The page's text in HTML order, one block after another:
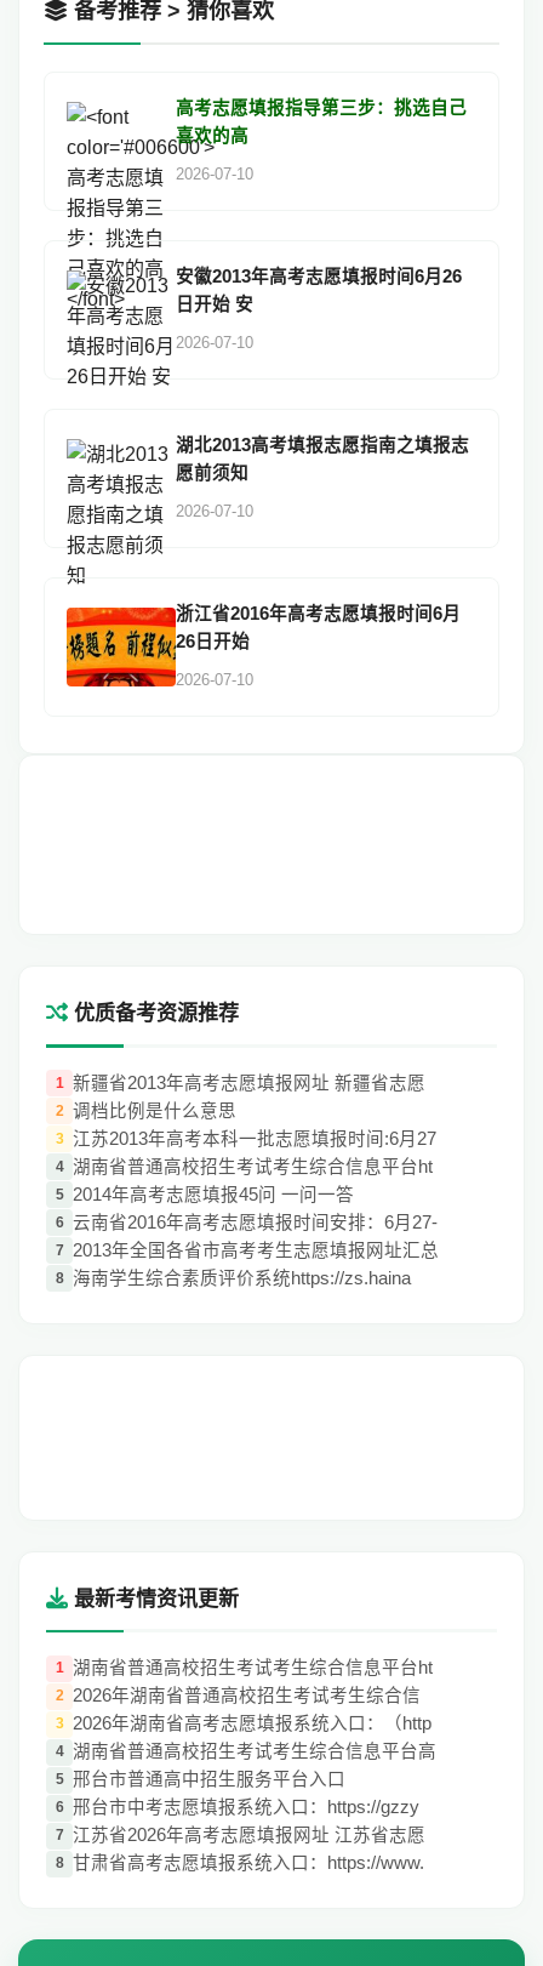
备考推荐 > 猜你喜欢
高考志愿填报指导第三步：挑选自己
喜欢的高
2026-07-10
安徽2013年高考志愿填报时间6月26
日开始 安
2026-07-10
湖北2013高考填报志愿指南之填报志
愿前须知
2026-07-10
浙江省2016年高考志愿填报时间6月
26日开始
2026-07-10
优质备考资源推荐
1 新疆省2013年高考志愿填报网址 新疆省志愿
2 调档比例是什么意思
3 江苏2013年高考本科一批志愿填报时间:6月27
4 湖南省普通高校招生考试考生综合信息平台ht
5 2014年高考志愿填报45问 一问一答
6 云南省2016年高考志愿填报时间安排：6月27-
7 2013年全国各省市高考考生志愿填报网址汇总
8 海南学生综合素质评价系统https://zs.haina
最新考情资讯更新
1 湖南省普通高校招生考试考生综合信息平台ht
2 2026年湖南省普通高校招生考试考生综合信
3 2026年湖南省高考志愿填报系统入口：（http
4 湖南省普通高校招生考试考生综合信息平台高
5 邢台市普通高中招生服务平台入口
6 邢台市中考志愿填报系统入口：https://gzzy
7 江苏省2026年高考志愿填报网址 江苏省志愿
8 甘肃省高考志愿填报系统入口：https://www.